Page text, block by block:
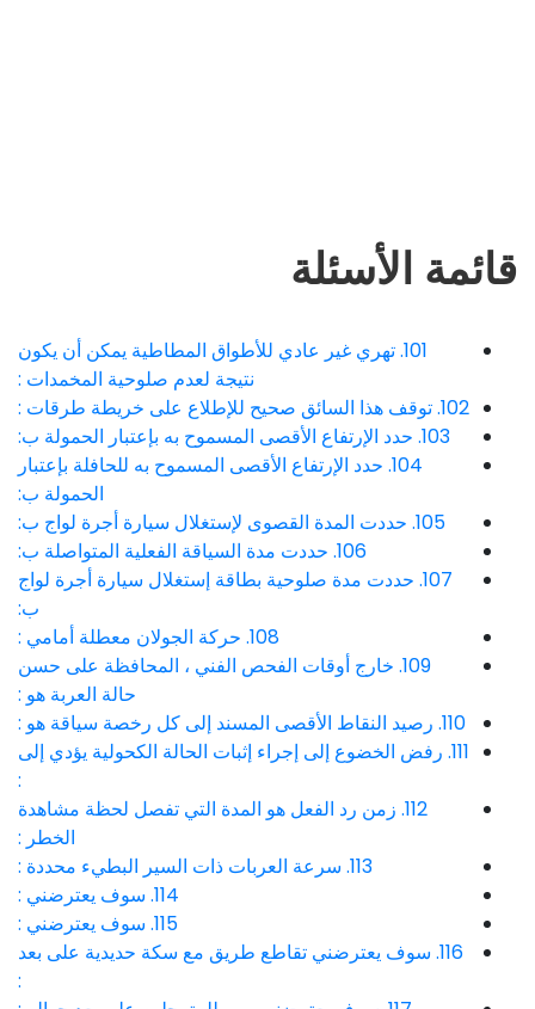
قائمة الأسئلة
101. تهري غير عادي للأطواق المطاطية يمكن أن يكون
نتيجة لعدم صلوحية المخمدات :
102. توقف هذا السائق صحيح للإطلاع على خريطة طرقات :
103. حدد الإرتفاع الأقصى المسموح به بإعتبار الحمولة ب:
104. حدد الإرتفاع الأقصى المسموح به للحافلة بإعتبار
الحمولة ب:
105. حددت المدة القصوى لإستغلال سيارة أجرة لواج ب:
106. حددت مدة السياقة الفعلية المتواصلة ب:
107. حددت مدة صلوحية بطاقة إستغلال سيارة أجرة لواج
ب:
108. حركة الجولان معطلة أمامي :
109. خارج أوقات الفحص الفني ، المحافظة على حسن
حالة العربة هو :
110. رصيد النقاط الأقصى المسند إلى كل رخصة سياقة هو :
111. رفض الخضوع إلى إجراء إثبات الحالة الكحولية يؤدي إلى
:
112. زمن رد الفعل هو المدة التي تفصل لحظة مشاهدة
الخطر :
113. سرعة العربات ذات السير البطيء محددة :
114. سوف يعترضني :
115. سوف يعترضني :
116. سوف يعترضني تقاطع طريق مع سكة حديدية على بعد
: